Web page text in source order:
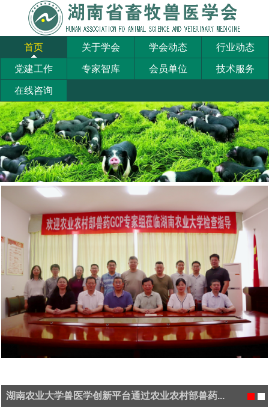
首页 关于学会 学会动态 行业动态
党建工作 专家智库 会员单位 技术服务
在线咨询
湖南农业大学兽医学创新平台通过农业农村部兽药...